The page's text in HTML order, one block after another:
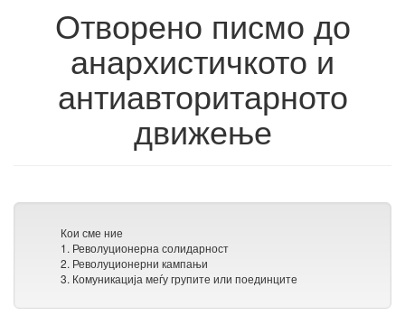
Отворено писмо до
анархистичкото и
антиавторитарното
движење
Кои сме ние
1. Револуционерна солидарност
2. Револуционерни кампањи
3. Комуникација меѓу групите или поединците